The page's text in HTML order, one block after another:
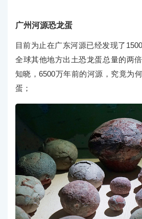
广州河源恐龙蛋
目前为止在广东河源已经发现了
全球其他地方出土恐龙蛋总量的两
知晓，6500万年前的河源，究竟为
蛋；